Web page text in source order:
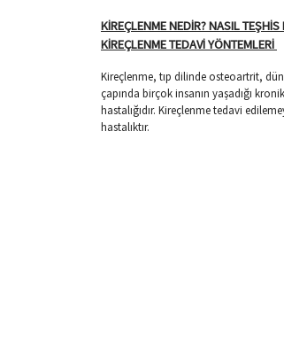
KİREÇLENME NEDİR? NASIL TEŞHİS
KİREÇLENME TEDAVİ YÖNTEMLERİ
Kireçlenme, tıp dilinde osteoartrit,
çapında birçok insanın yaşadığı
hastalığıdır. Kireçlenme tedavi
hastalıktır.